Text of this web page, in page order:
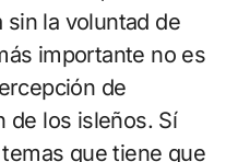
sin la voluntad de
importante no es
de
de los isleños. Sí
que tiene que